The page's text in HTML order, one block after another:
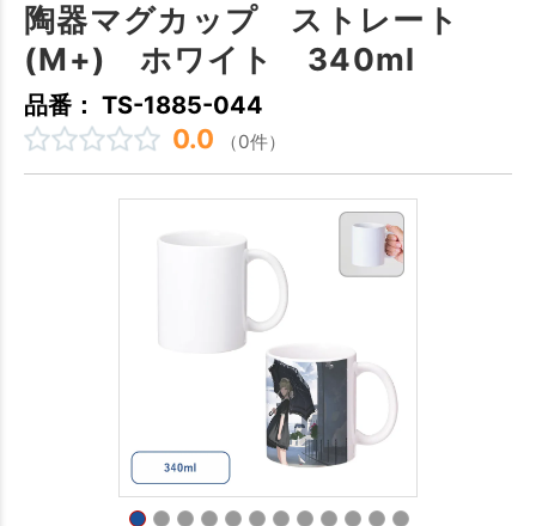
陶器マグカップ ストレート
(M+) ホワイト 340ml
品番： TS-1885-044
0.0 （0件）